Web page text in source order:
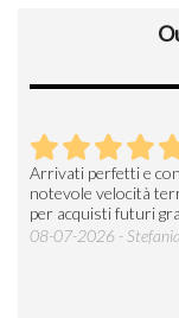
Arrivati perfetti e
notevole velocità
per acquisti futuri
08-07-2026 - Stefania